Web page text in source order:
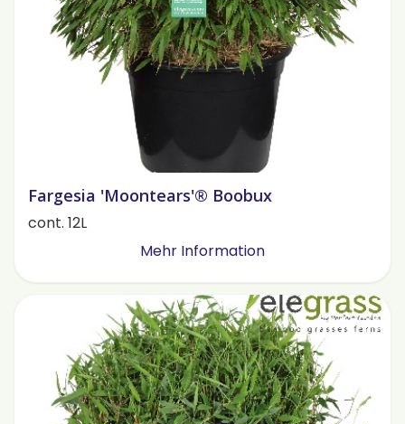
Fargesia 'Moontears'® Boobux
cont. 12L
Mehr Information